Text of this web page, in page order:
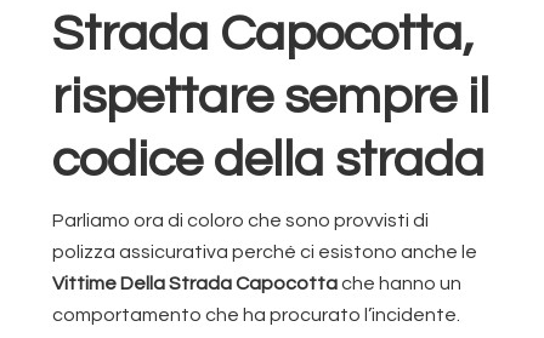
Strada Capocotta,
rispettare sempre il
codice della strada
Parliamo ora di coloro che sono provvisti di
polizza assicurativa perché ci esistono anche le
Vittime Della Strada Capocottache hanno un
comportamento che ha procurato l’incidente.